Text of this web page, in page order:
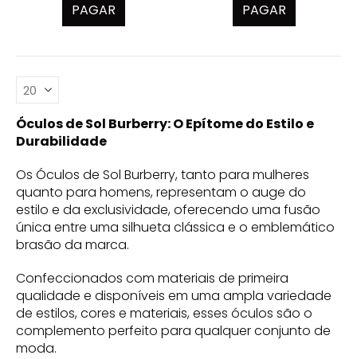
PAGAR PAGAR
Óculos de Sol Burberry: O Epítome do Estilo e
Durabilidade
Os Óculos de Sol Burberry, tanto para mulheres
quanto para homens, representam o auge do
estilo e da exclusividade, oferecendo uma fusão
única entre uma silhueta clássica e o emblemático
brasão da marca.
Confeccionados com materiais de primeira
qualidade e disponíveis em uma ampla variedade
de estilos, cores e materiais, esses óculos são o
complemento perfeito para qualquer conjunto de
moda.